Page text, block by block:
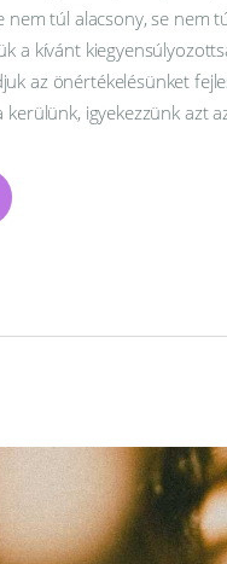
nem túl alacsony, se nem
a kívánt
az önértékelésünket
igyekezzünk azt